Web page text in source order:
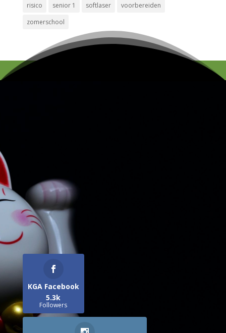
risico
senior 1 softlaser
voorbereiden
zomerschool
KGA Facebook
5.3k
Followers